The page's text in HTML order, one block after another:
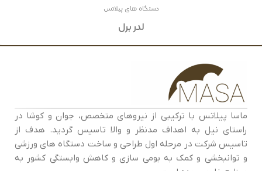
دستگاه های پیلاتس
لدر برل
ماسا پیلاتس با ترکیبی از نیروهای متخصص، جوان و کوشا در
راستای نیل به اهداف مدنظر و والا تاسیس گردید. هدف از
تاسیس شرکت در مرحله اول طراحی و ساخت دستگاه های ورزشی
و توانبخشی و کمک به بومی سازی و کاهش وابستگی کشور به